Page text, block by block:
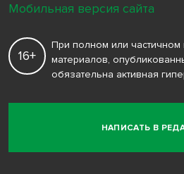
НАПИСАТЬ В
16+
При полном или частичном
материалов,
обязательна активная
Мобильная версия сайта